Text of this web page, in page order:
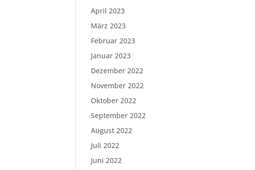
April 2023
März 2023
Februar 2023
Januar 2023
Dezember 2022
November 2022
Oktober 2022
September 2022
August 2022
Juli 2022
Juni 2022